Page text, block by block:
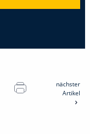
nächster
Artikel